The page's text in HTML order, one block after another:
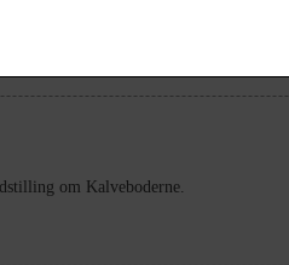
om Kalveboderne.